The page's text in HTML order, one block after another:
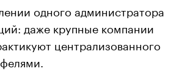
одного администратора
даже крупные компании
централизованного